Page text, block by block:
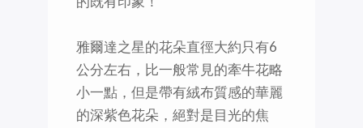
雅爾達之星的花朵直徑大約只有6
公分左右，比一般常見的牽牛花略
小一點，但是帶有絨布質感的華麗
的深紫色花朵，絕對是目光的焦